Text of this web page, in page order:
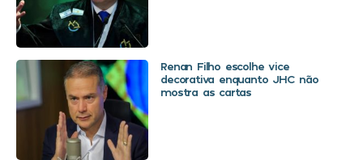
Renan Filho escolhe vice
decorativa enquanto JHC não
mostra as cartas